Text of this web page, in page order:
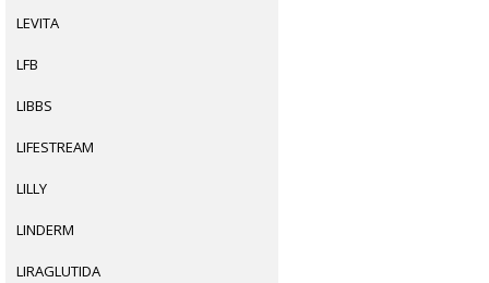
LEVITA
LFB
LIBBS
LIFESTREAM
LILLY
LINDERM
LIRAGLUTIDA